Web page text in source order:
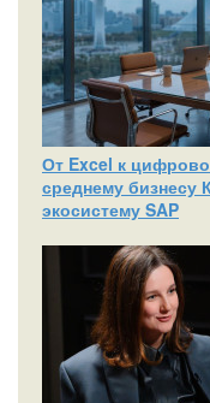
От Excel к
среднему бизнесу
экосистему SAP